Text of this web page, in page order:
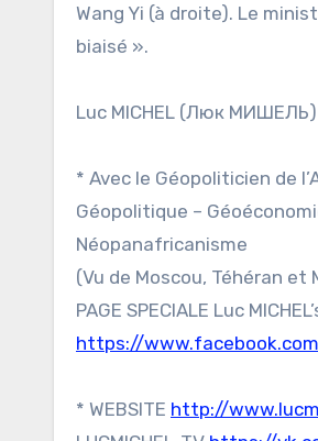
Wang Yi (à droite). Le
biaisé ».
Luc MICHEL (Люк МИШЕЛЬ)
* Avec le Géopoliticien de
Géopolitique –
Néopanafricanisme
(Vu de Moscou, Téhéran et
PAGE SPECIALE Luc
https://
* WEBSITE http://